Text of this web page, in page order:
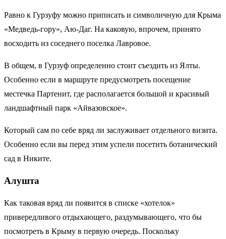
Равно к Гурзуфу можно приписать и символичную для Крыма
«Медведь-гору», Аю-Даг. На каковую, впрочем, принято
восходить из соседнего поселка Лавровое.
В общем, в Гурзуф определенно стоит съездить из Ялты.
Особенно если в маршруте предусмотреть посещение
местечка Партенит, где располагается большой и красивый
ландшафтный парк «Айвазовское».
Который сам по себе вряд ли заслуживает отдельного визита.
Особенно если вы перед этим успели посетить ботанический
сад в Никите.
Алушта
Как таковая вряд ли появится в списке «хотелок»
привередливого отдыхающего, раздумывающего, что бы
посмотреть в Крыму в первую очередь. Поскольку